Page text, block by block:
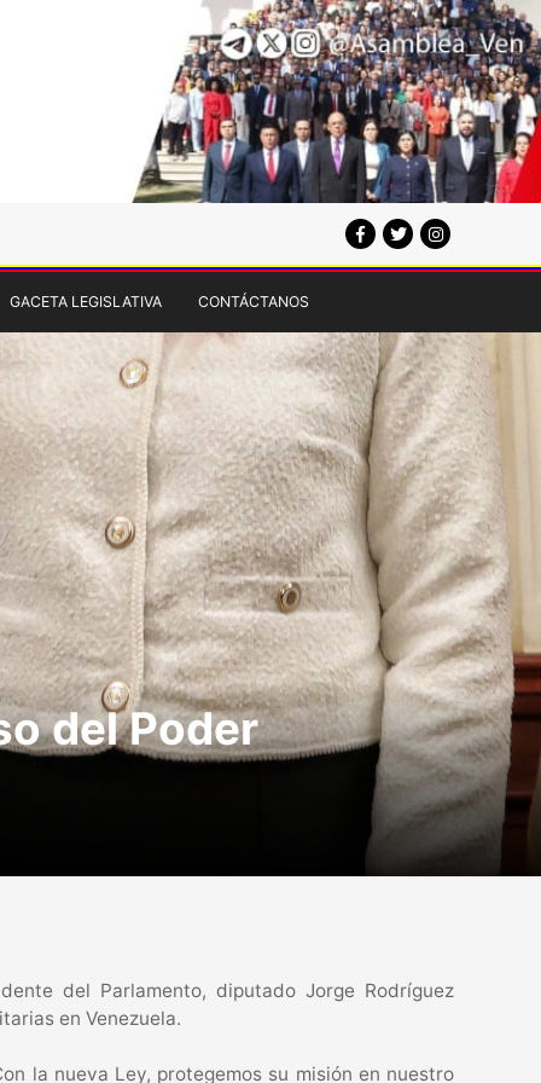
GACETA LEGISLATIVA CONTÁCTANOS
del Poder
del Parlamento, diputado Jorge Rodríguez
en Venezuela.
la nueva Ley, protegemos su misión en nuestro